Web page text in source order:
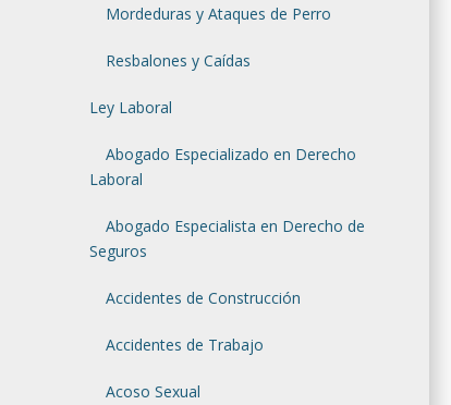
Mordeduras y Ataques de Perro
Resbalones y Caídas
Ley Laboral
Abogado Especializado en Derecho
Laboral
Abogado Especialista en Derecho de
Seguros
Accidentes de Construcción
Accidentes de Trabajo
Acoso Sexual